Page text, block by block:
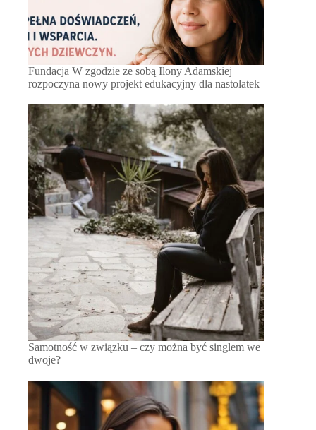
Fundacja W zgodzie ze sobą Ilony Adamskiej
rozpoczyna nowy projekt edukacyjny dla nastolatek
Samotność w związku – czy można być singlem we
dwoje?